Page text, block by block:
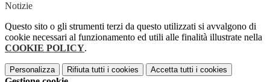
Notizie
Questo sito o gli strumenti terzi da questo utilizzati si avvalgono di
cookie necessari al funzionamento ed utili alle finalità illustrate nella
COOKIE POLICY.
Personalizza Rifiuta tutti i cookies Accetta tutti i cookies